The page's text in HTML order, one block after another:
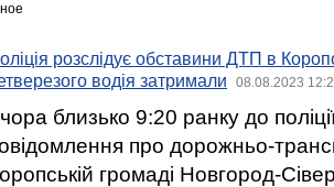
розслідує обставини ДТП в
водія затримали
08.08.2023
близько 9:20 ранку до
про дорожньо-
громаді Новгород-